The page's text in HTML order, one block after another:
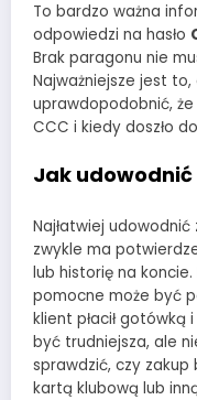
To bardzo ważna
odpowiedzi na hasło
Brak paragonu nie
Najważniejsze jest
uprawdopodobnić, że
CCC i kiedy doszło
Jak
Najłatwiej
zwykle ma
lub historię na
pomocne może być
klient płacił gotówką
być trudniejsza, ale
sprawdzić, czy zakup
kartą klubową lub